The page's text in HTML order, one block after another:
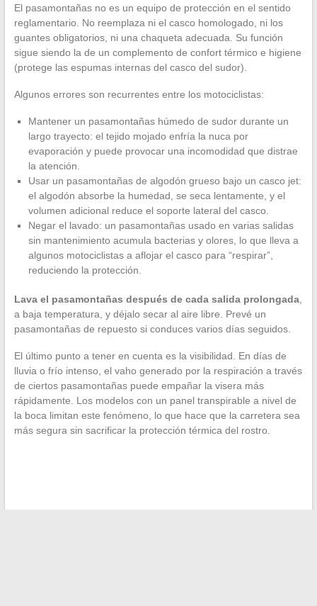
El pasamontañas no es un equipo de protección en el sentido
reglamentario. No reemplaza ni el casco homologado, ni los
guantes obligatorios, ni una chaqueta adecuada. Su función
sigue siendo la de un complemento de confort térmico e higiene
(protege las espumas internas del casco del sudor).
Algunos errores son recurrentes entre los motociclistas:
Mantener un pasamontañas húmedo de sudor durante un
largo trayecto: el tejido mojado enfría la nuca por
evaporación y puede provocar una incomodidad que distrae
la atención.
Usar un pasamontañas de algodón grueso bajo un casco jet:
el algodón absorbe la humedad, se seca lentamente, y el
volumen adicional reduce el soporte lateral del casco.
Negar el lavado: un pasamontañas usado en varias salidas
sin mantenimiento acumula bacterias y olores, lo que lleva a
algunos motociclistas a aflojar el casco para “respirar”,
reduciendo la protección.
Lava el pasamontañas después de cada salida prolongada,
a baja temperatura, y déjalo secar al aire libre. Prevé un
pasamontañas de repuesto si conduces varios días seguidos.
El último punto a tener en cuenta es la visibilidad. En días de
lluvia o frío intenso, el vaho generado por la respiración a través
de ciertos pasamontañas puede empañar la visera más
rápidamente. Los modelos con un panel transpirable a nivel de
la boca limitan este fenómeno, lo que hace que la carretera sea
más segura sin sacrificar la protección térmica del rostro.